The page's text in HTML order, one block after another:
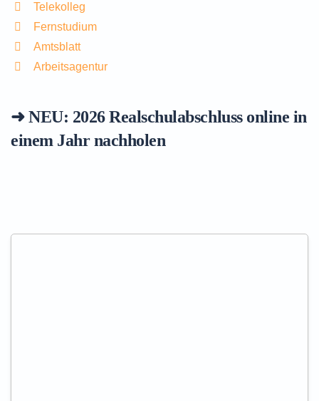
Telekolleg
Fernstudium
Amtsblatt
Arbeitsagentur
➜ NEU: 2026Realschulabschluss online in
einem Jahr nachholen